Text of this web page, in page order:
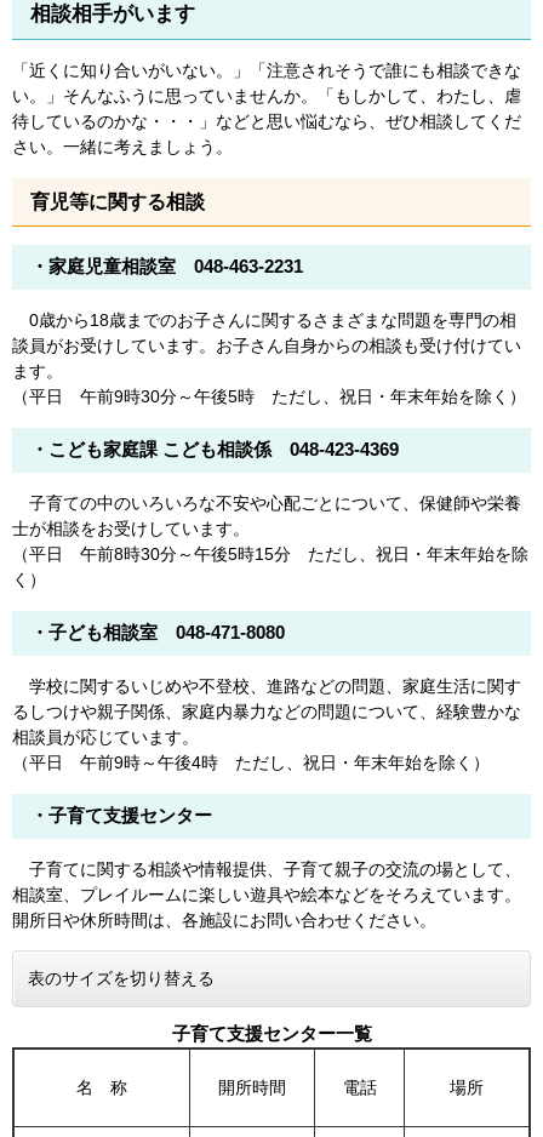
相談相手がいます
「近くに知り合いがいない。」「注意されそうで誰にも相談できな
い。」そんなふうに思っていませんか。「もしかして、わたし、虐
待しているのかな・・・」などと思い悩むなら、ぜひ相談してくだ
さい。一緒に考えましょう。
育児等に関する相談
・家庭児童相談室 048-463-2231
0歳から18歳までのお子さんに関するさまざまな問題を専門の相
談員がお受けしています。お子さん自身からの相談も受け付けてい
ます。
（平日 午前9時30分～午後5時 ただし、祝日・年末年始を除く）
・こども家庭課 こども相談係 048-423-4369
子育ての中のいろいろな不安や心配ごとについて、保健師や栄養
士が相談をお受けしています。
（平日 午前8時30分～午後5時15分 ただし、祝日・年末年始を除
く）
・子ども相談室 048-471-8080
学校に関するいじめや不登校、進路などの問題、家庭生活に関す
るしつけや親子関係、家庭内暴力などの問題について、経験豊かな
相談員が応じています。
（平日 午前9時～午後4時 ただし、祝日・年末年始を除く）
・子育て支援センター
子育てに関する相談や情報提供、子育て親子の交流の場として、
相談室、プレイルームに楽しい遊具や絵本などをそろえています。
開所日や休所時間は、各施設にお問い合わせください。
表のサイズを切り替える
子育て支援センター一覧
名 称 開所時間 電話 場所